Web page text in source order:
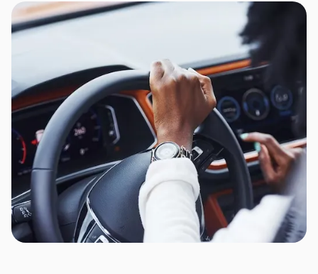
мінімальний розмір страхового тарифу – 0,01 % ;
максимальний розмір страхового тарифу – 10 %.
Франшиза безумовна, не передбачена.
Територія дії Договору за вибором
Страхувальника:
Україна, крім тимчасово окупованої
Російською Федерацією (в тому числі її
союзниками та/або збройними формуваннями,
підпорядкованими силовим структурам
Російської Федерації та її союзників або
приватним особам) території України;
територіальних громад, які розташовані в